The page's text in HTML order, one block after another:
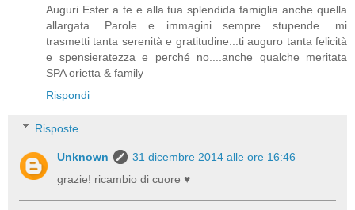
Auguri Ester a te e alla tua splendida famiglia anche quella
allargata. Parole e immagini sempre stupende.....mi
trasmetti tanta serenità e gratitudine...ti auguro tanta felicità
e spensieratezza e perché no....anche qualche meritata
SPA orietta & family
Rispondi
Risposte
Unknown
31 dicembre 2014 alle ore 16:46
grazie! ricambio di cuore ♥